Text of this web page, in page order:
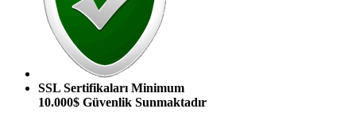
SSL Sertifikaları Minimum
10.000$ Güvenlik Sunmaktadır